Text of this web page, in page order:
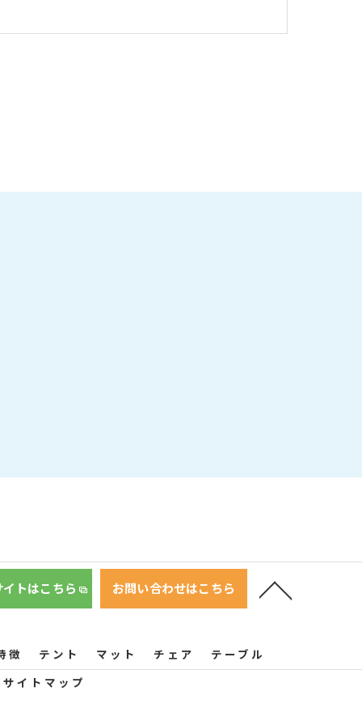
トはこちら お問い合わせはこちら
徴 テント マット チェア
テーブル
サイトマップ